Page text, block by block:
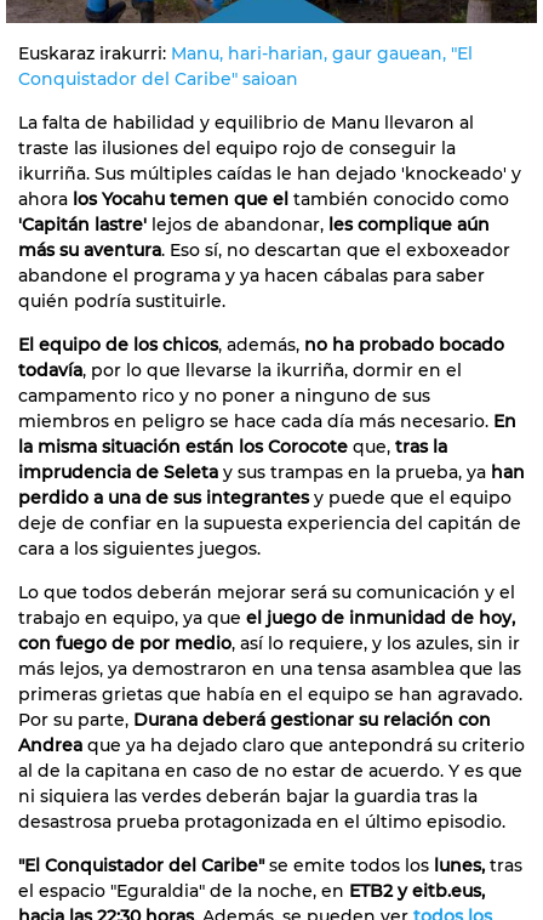
Euskaraz irakurri: Manu, hari-harian, gaur gauean, "El
Conquistador del Caribe" saioan
La falta de habilidad y equilibrio de Manu llevaron al
traste las ilusiones del equipo rojo de conseguir la
ikurriña. Sus múltiples caídas le han dejado 'knockeado' y
ahora los Yocahu temen que el también conocido como
'Capitán lastre' lejos de abandonar, les complique aún
más su aventura. Eso sí, no descartan que el exboxeador
abandone el programa y ya hacen cábalas para saber
quién podría sustituirle.
El equipo de los chicos, además, no ha probado bocado
todavía, por lo que llevarse la ikurriña, dormir en el
campamento rico y no poner a ninguno de sus
miembros en peligro se hace cada día más necesario. En
la misma situación están los Corocote que, tras la
imprudencia de Seleta y sus trampas en la prueba, ya han
perdido a una de sus integrantesy puede que el equipo
deje de confiar en la supuesta experiencia del capitán de
cara a los siguientes juegos.
Lo que todos deberán mejorar será su comunicación y el
trabajo en equipo, ya que el juego de inmunidad de hoy,
con fuego de por medio, así lo requiere, y los azules, sin ir
más lejos, ya demostraron en una tensa asamblea que las
primeras grietas que había en el equipo se han agravado.
Por su parte, Durana deberá gestionar su relación con
Andrea que ya ha dejado claro que antepondrá su criterio
al de la capitana en caso de no estar de acuerdo. Y es que
ni siquiera las verdes deberán bajar la guardia tras la
desastrosa prueba protagonizada en el último episodio.
"El Conquistador del Caribe"se emite todos los lunes, tras
el espacio "Eguraldia" de la noche, en ETB2 y eitb.eus,